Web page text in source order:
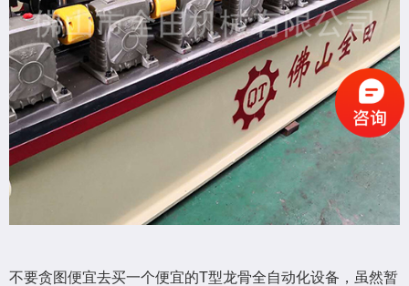
不要贪图便宜去买一个便宜的T型龙骨全自动化设备，虽然暂